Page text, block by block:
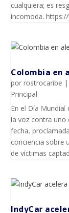
cualquiera; es
incomoda.
Colombia en
porrostrocaribe |
Principal
En el Día
la voz contra uno
fecha,
conciencia sobre
de víctimas
IndyCar